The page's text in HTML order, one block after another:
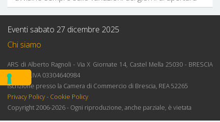
Eventi sabato 27 dicembre 2025
Chi siamo
ARS di Alberto Ragnoli - Via X Giornate 14, Castel Mella 25030 - BRESCIA
ITALY - P.IVA 03304640984
Iscrizione presso la Camera di Commercio di Brescia, REA 52265
Privacy Policy- Cookie Policy
Copyright 2006-2026 - Ogni riproduzione, anche parziale, è vietata